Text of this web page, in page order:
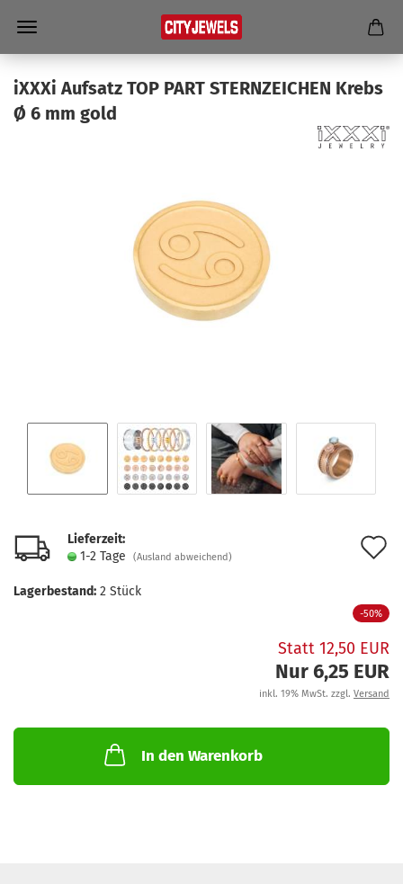
iXXXi Auf­satz TOP PART STERN­ZEI­CHEN Krebs
Ø 6 mm gold
Lieferzeit:
1-2 Tage
(Ausland abweichend)
Lagerbestand: 2 Stück
-50%
Statt 12,50 EUR
Nur 6,25 EUR
inkl. 19% MwSt. zzgl. Versand
In den Warenkorb